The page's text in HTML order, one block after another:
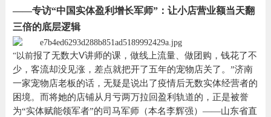
——专访“中国实体盈利增长军师”：让小店营业额当天翻
三倍的底层逻辑
“以前报了无数大V讲师的课，做线上流量、做团购，钱花了不
少，客流却没见涨，差点就把开了五年的宠物店关了。”济南
一家宠物店老板的话， 无疑是说出了疫情后无数实体经营者的
困境。而将她的店铺从月亏两万拉回盈利轨道的，正是被誉
为“实体赋能领军者”的司马军师（本名李辉强） ——山东省直